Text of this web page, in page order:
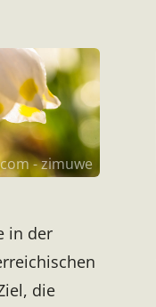
- zimuwe
in der
die